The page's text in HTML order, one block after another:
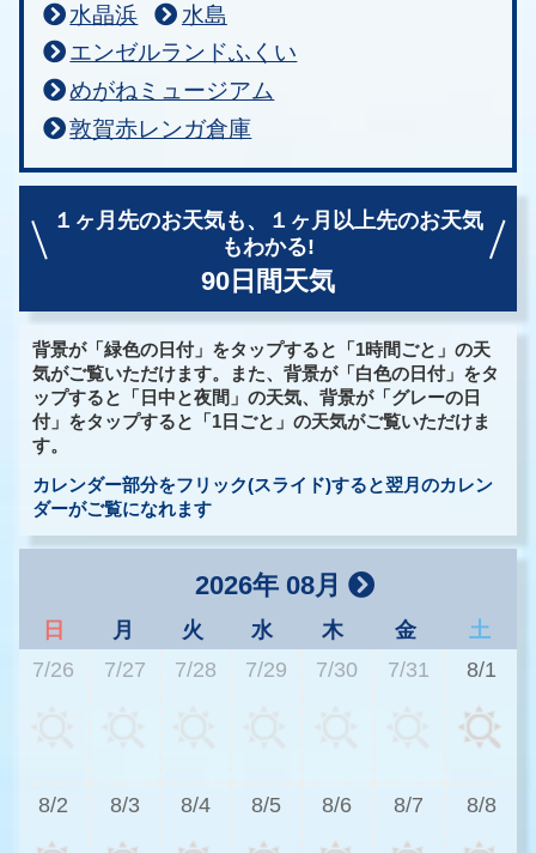
水晶浜
水島
エンゼルランドふくい
めがねミュージアム
敦賀赤レンガ倉庫
１ヶ月先のお天気も、
１ヶ月以上先のお天気
もわかる!
90日間天気
背景が「緑色の日付」をタップすると「1時間ごと」の天
気がご覧いただけます。また、背景が「白色の日付」をタ
ップすると「日中と夜間」の天気、背景が「グレーの日
付」をタップすると「1日ごと」の天気がご覧いただけま
す。
カレンダー部分をフリック(スライド)すると翌月のカレン
ダーがご覧になれます
2026年 08月
日 月 火 水 木 金
土
7/26
7/27 7/28 7/29 7/30 7/31 8/1
8/2 8/3 8/4 8/5 8/6 8/7 8/8